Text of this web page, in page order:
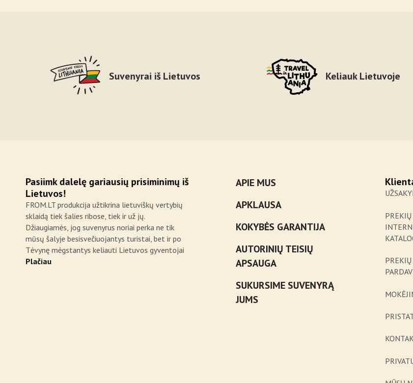
Suvenyrai iš Lietuvos Keliauk Lietuvoje
Pasiimk dalelę gariausių prisiminimų iš
Lietuvos!
FROM.LT produkcija užtikrina lietuviškų vertybių
sklaidą tiek šalies ribose, tiek ir už jų.
Džiaugiamės, jog suvenyrus noriai perka ne tik
mūsų šalyje besisvečiuojantys turistai, bet ir po
Tėvynę mėgstantys keliauti Lietuvos gyventojai
Plačiau
APIE MUS
APKLAUSA
KOKYBĖS GARANTIJA
AUTORINIŲ TEISIŲ
APSAUGA
SUKURSIME SUVENYRĄ
JUMS